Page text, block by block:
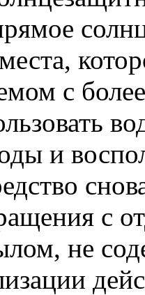
с
и
с
не